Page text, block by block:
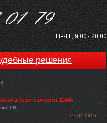
решения
шкоди в розмірі 11644
Т.В.
07.01.2015